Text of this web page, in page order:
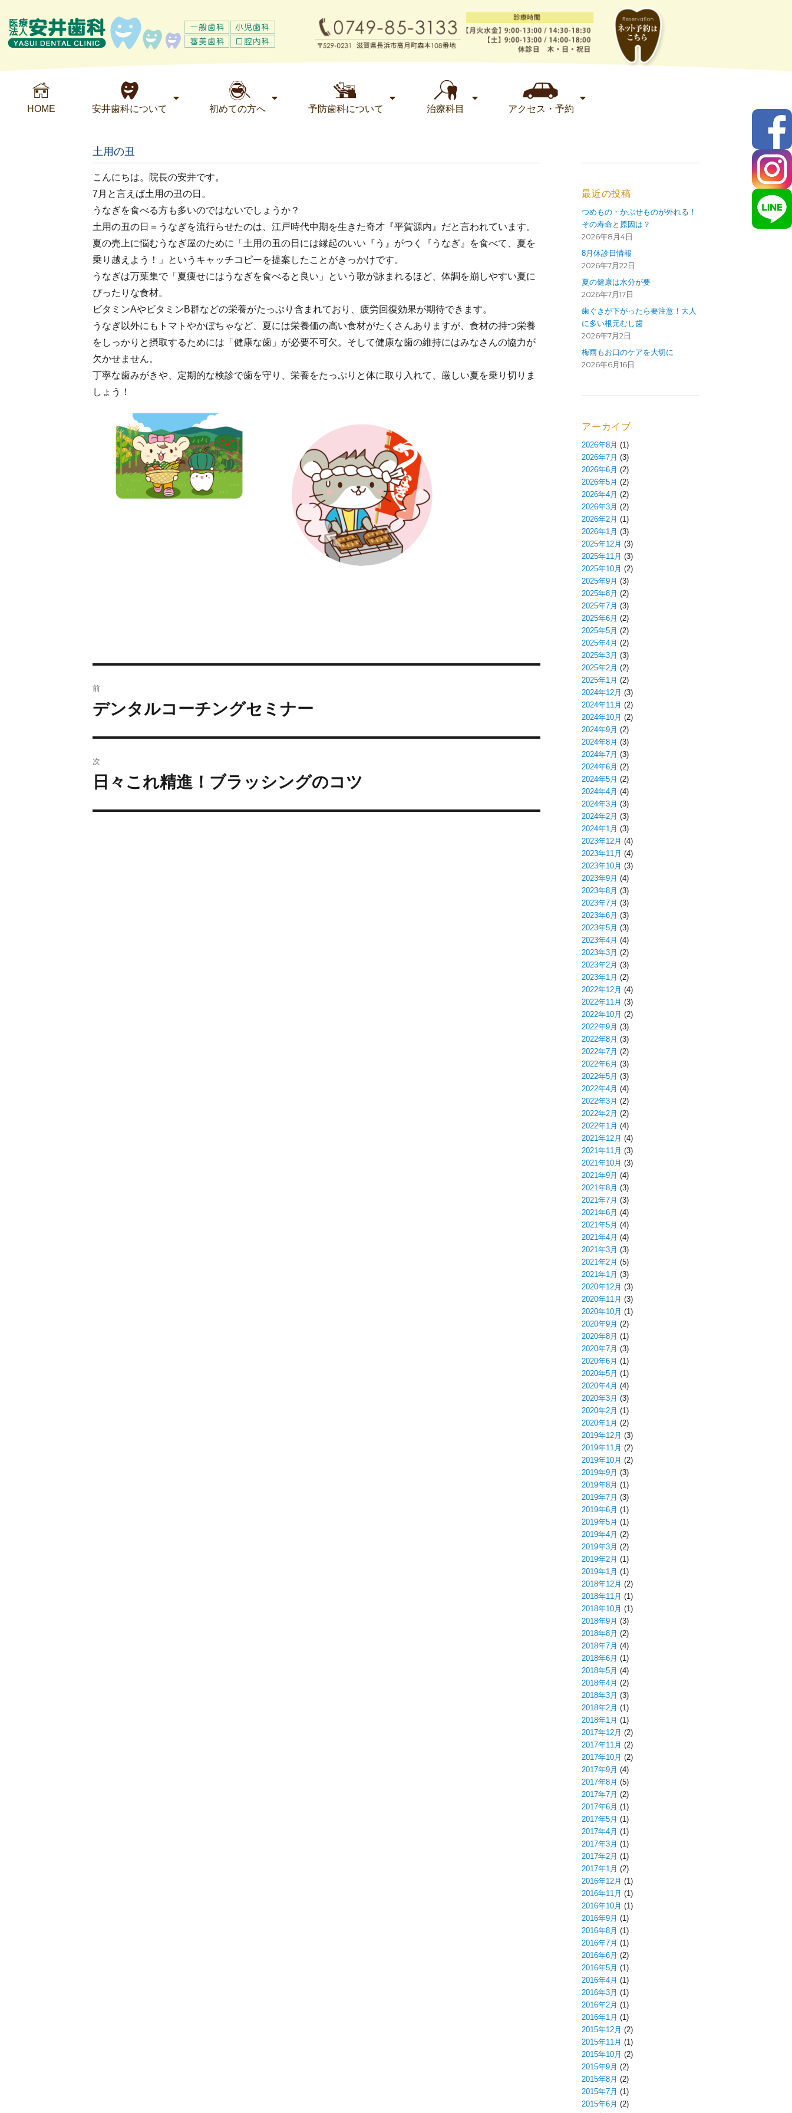
HOME 安井歯科について 初めての方へ 予防歯科について 治療科目 アクセス・予約
土用の丑
こんにちは。院長の安井です。
7月と言えば土用の丑の日。
うなぎを食べる方も多いのではないでしょうか？
土用の丑の日＝うなぎを流行らせたのは、江戸時代中期を生きた奇才『平賀源内』だと言われています。
夏の売上に悩むうなぎ屋のために「土用の丑の日には縁起のいい『う』がつく『うなぎ』を食べて、夏を
乗り越えよう！」というキャッチコピーを提案したことがきっかけです。
うなぎは万葉集で「夏痩せにはうなぎを食べると良い」という歌が詠まれるほど、体調を崩しやすい夏に
ぴったりな食材。
ビタミンAやビタミンB群などの栄養がたっぷり含まれており、疲労回復効果が期待できます。
うなぎ以外にもトマトやかぼちゃなど、夏には栄養価の高い食材がたくさんありますが、食材の持つ栄養
をしっかりと摂取するためには「健康な歯」が必要不可欠。そして健康な歯の維持にはみなさんの協力が
欠かせません。
丁寧な歯みがきや、定期的な検診で歯を守り、栄養をたっぷりと体に取り入れて、厳しい夏を乗り切りま
しょう！
前
デンタルコーチングセミナー
次
日々これ精進！ブラッシングのコツ
最近の投稿
つめもの・かぶせものが外れる！
その寿命と原因は？
2026年8月4日
8月休診日情報
2026年7月22日
夏の健康は水分が要
2026年7月17日
歯ぐきが下がったら要注意！大人
に多い根元むし歯
2026年7月2日
梅雨もお口のケアを大切に
2026年6月16日
アーカイブ
2026年8月 (1)
2026年7月 (3)
2026年6月 (2)
2026年5月 (2)
2026年4月 (2)
2026年3月 (2)
2026年2月 (1)
2026年1月 (3)
2025年12月 (3)
2025年11月 (3)
2025年10月 (2)
2025年9月 (3)
2025年8月 (2)
2025年7月 (3)
2025年6月 (2)
2025年5月 (2)
2025年4月 (2)
2025年3月 (3)
2025年2月 (2)
2025年1月 (2)
2024年12月 (3)
2024年11月 (2)
2024年10月 (2)
2024年9月 (2)
2024年8月 (3)
2024年7月 (3)
2024年6月 (2)
2024年5月 (2)
2024年4月 (4)
2024年3月 (3)
2024年2月 (3)
2024年1月 (3)
2023年12月 (4)
2023年11月 (4)
2023年10月 (3)
2023年9月 (4)
2023年8月 (3)
2023年7月 (3)
2023年6月 (3)
2023年5月 (3)
2023年4月 (4)
2023年3月 (2)
2023年2月 (3)
2023年1月 (2)
2022年12月 (4)
2022年11月 (3)
2022年10月 (2)
2022年9月 (3)
2022年8月 (3)
2022年7月 (2)
2022年6月 (3)
2022年5月 (3)
2022年4月 (4)
2022年3月 (2)
2022年2月 (2)
2022年1月 (4)
2021年12月 (4)
2021年11月 (3)
2021年10月 (3)
2021年9月 (4)
2021年8月 (3)
2021年7月 (3)
2021年6月 (4)
2021年5月 (4)
2021年4月 (4)
2021年3月 (3)
2021年2月 (5)
2021年1月 (3)
2020年12月 (3)
2020年11月 (3)
2020年10月 (1)
2020年9月 (2)
2020年8月 (1)
2020年7月 (3)
2020年6月 (1)
2020年5月 (1)
2020年4月 (4)
2020年3月 (3)
2020年2月 (1)
2020年1月 (2)
2019年12月 (3)
2019年11月 (2)
2019年10月 (2)
2019年9月 (3)
2019年8月 (1)
2019年7月 (3)
2019年6月 (1)
2019年5月 (1)
2019年4月 (2)
2019年3月 (2)
2019年2月 (1)
2019年1月 (1)
2018年12月 (2)
2018年11月 (1)
2018年10月 (1)
2018年9月 (3)
2018年8月 (2)
2018年7月 (4)
2018年6月 (1)
2018年5月 (4)
2018年4月 (2)
2018年3月 (3)
2018年2月 (1)
2018年1月 (1)
2017年12月 (2)
2017年11月 (2)
2017年10月 (2)
2017年9月 (4)
2017年8月 (5)
2017年7月 (2)
2017年6月 (1)
2017年5月 (1)
2017年4月 (1)
2017年3月 (1)
2017年2月 (1)
2017年1月 (2)
2016年12月 (1)
2016年11月 (1)
2016年10月 (1)
2016年9月 (1)
2016年8月 (1)
2016年7月 (1)
2016年6月 (2)
2016年5月 (1)
2016年4月 (1)
2016年3月 (1)
2016年2月 (1)
2016年1月 (1)
2015年12月 (2)
2015年11月 (1)
2015年10月 (2)
2015年9月 (2)
2015年8月 (2)
2015年7月 (1)
2015年6月 (2)